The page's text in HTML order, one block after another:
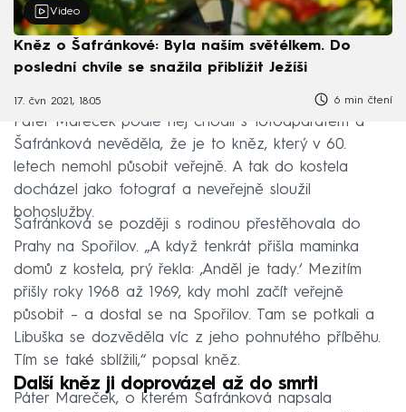
Video
Kněz o Šafránkové: Byla naším světélkem. Do
poslední chvíle se snažila přiblížit Ježíši
17. čvn 2021, 18:05 6 min čtení
Páter Mareček podle něj chodil s fotoaparátem a
Šafránková nevěděla, že je to kněz, který v 60.
letech nemohl působit veřejně. A tak do kostela
docházel jako fotograf a neveřejně sloužil
bohoslužby.
Šafránková se později s rodinou přestěhovala do
Prahy na Spořilov. „A když tenkrát přišla maminka
domů z kostela, prý řekla: ‚Anděl je tady.‘ Mezitím
přišly roky 1968 až 1969, kdy mohl začít veřejně
působit – a dostal se na Spořilov. Tam se potkali a
Libuška se dozvěděla víc z jeho pohnutého příběhu.
Tím se také sblížili,“ popsal kněz.
Další kněz ji doprovázel až do smrti
Páter Mareček, o kterém Šafránková napsala